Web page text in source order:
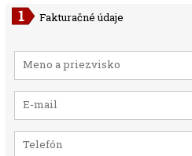
Fakturačné údaje